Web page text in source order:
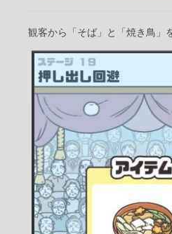
観客から「そば」と「焼き鳥」